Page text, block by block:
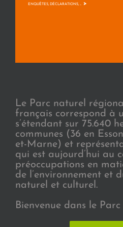
ENQUÊTES, DÉCLARATIONS, ... >
Le Parc naturel
français correspond à
s’étendant sur 75.640
communes (36 en
et-Marne) et
qui est aujourd’hui au
préoccupations en
de l’environnement et
naturel et culturel.
Bienvenue dans le Parc